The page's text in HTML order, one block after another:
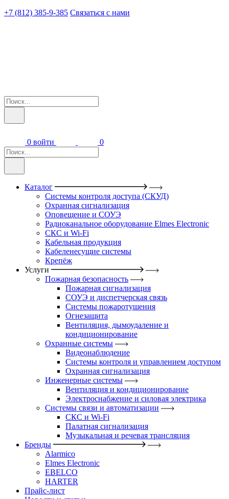
+7 (812) 385-9-385 Связаться с нами
0 войти 0
Каталог
Системы контроля доступа (СКУД)
Охранная сигнализация
Оповещение и СОУЭ
Радиоканальное оборудование Elmes Electronic
СКС и Wi-Fi
Кабельная продукция
Кабеленесущие системы
Крепёж
Услуги
Пожарная безопасность
Пожарная сигнализация
СОУЭ и диспетчерская связь
Системы пожаротушения
Огнезащита
Вентиляция, дымоудаление и
кондиционирование
Охранные системы
Видеонаблюдение
Системы контроля и управлением доступом
Охранная сигнализация
Инженерные системы
Вентиляция и кондиционирование
Электроснабжение и силовая электрика
Системы связи и автоматизации
СКС и Wi-Fi
Палатная сигнализация
Музыкальная и речевая трансляция
Бренды
Alarmico
Elmes Electronic
EBELCO
HARTER
Прайс-лист